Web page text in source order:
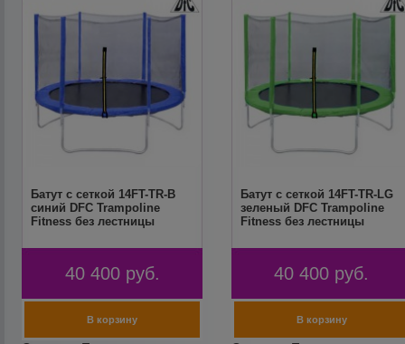
Батут с сеткой 14FT-TR-B
синий DFC Trampoline
Fitness без лестницы
40 400 руб.
Батут с сеткой 14FT-TR-LG
зеленый DFC Trampoline
Fitness без лестницы
40 400 руб.